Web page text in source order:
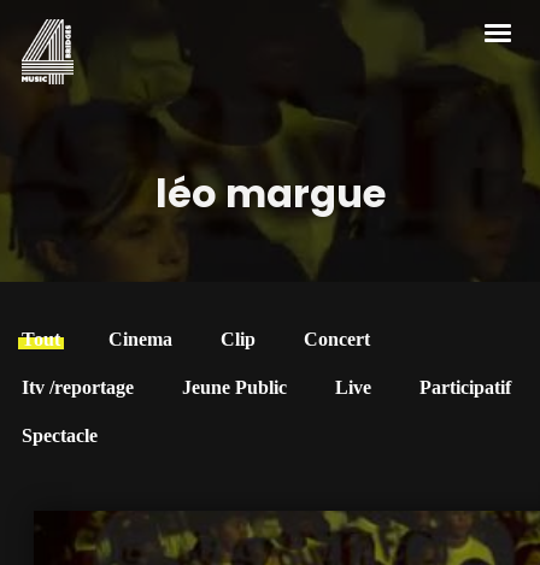
léo margue
Tout Cinema Clip Concert
Itv /reportage Jeune Public Live Participatif
Spectacle